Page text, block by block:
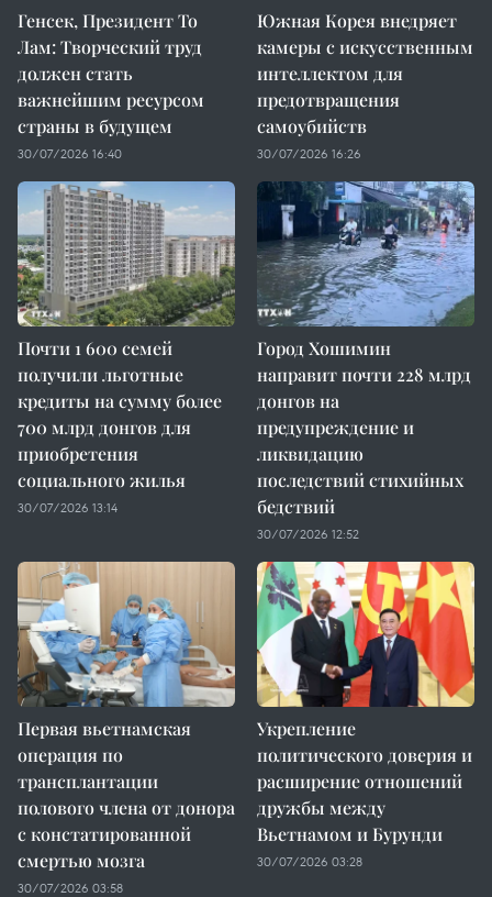
Генсек, Президент То
Лам: Творческий труд
должен стать
важнейшим ресурсом
страны в будущем
30/07/2026 16:40
Южная Корея внедряет
камеры с искусственным
интеллектом для
предотвращения
самоубийств
30/07/2026 16:26
Почти 1 600 семей
получили льготные
кредиты на сумму более
700 млрд донгов для
приобретения
социального жилья
30/07/2026 13:14
Город Хошимин
направит почти 228 млрд
донгов на
предупреждение и
ликвидацию
последствий стихийных
бедствий
30/07/2026 12:52
Первая вьетнамская
операция по
трансплантации
полового члена от донора
с констатированной
смертью мозга
30/07/2026 03:58
Укрепление
политического доверия и
расширение отношений
дружбы между
Вьетнамом и Бурунди
30/07/2026 03:28